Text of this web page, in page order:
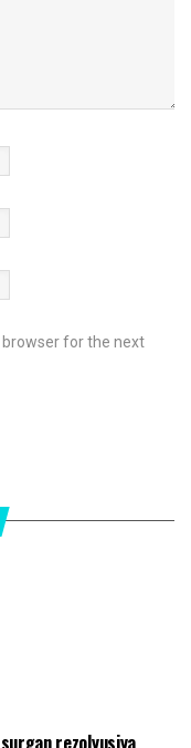
browser for the next
rezolyusiya